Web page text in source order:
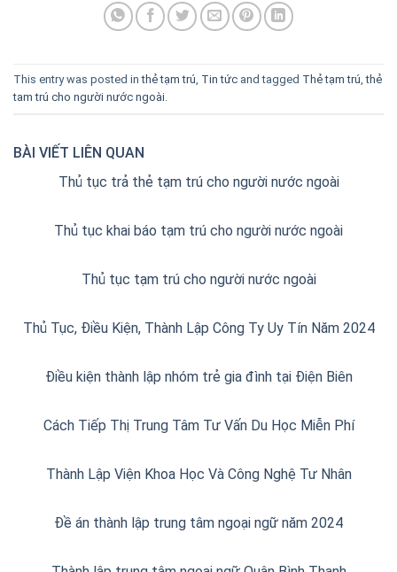
This entry was posted inthẻ tạm trú Tin tức and tagged Thẻ tạm trú ,thẻ
tam trú cho người nước ngoài
BÀI VIẾT LIÊN QUAN
Thủ tục trả thẻ tạm trú cho người nước ngoài
Thủ tục khai báo tạm trú cho người nước ngoài
Thủ tục tạm trú cho người nước ngoài
Thủ Tục, Điều Kiện, Thành Lập Công Ty Uy Tín Năm 2024
Điều kiện thành lập nhóm trẻ gia đình tại Điện Biên
Cách Tiếp Thị Trung Tâm Tư Vấn Du Học Miễn Phí
Thành Lập Viện Khoa Học Và Công Nghệ Tư Nhân
Đề án thành lập trung tâm ngoại ngữ năm 2024